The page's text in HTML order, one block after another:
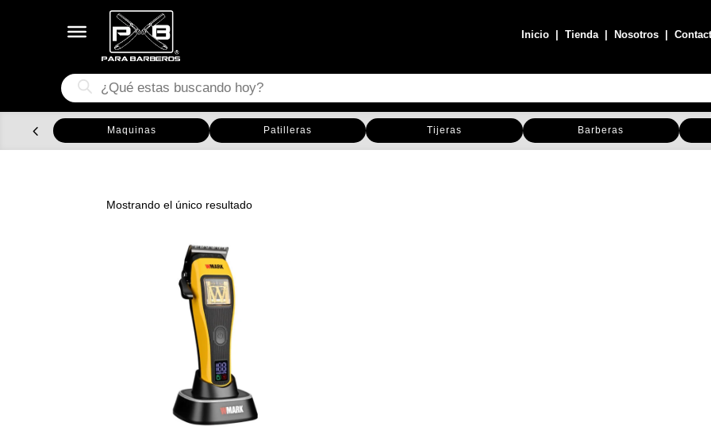
Inicio |Tienda| Nosotros |
Búsqueda
de
productos
Maquinas Patilleras Tijeras Barberas
Mostrando el único resultado